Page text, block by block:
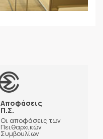
Αποφάσεις
Π.Σ.
Οι αποφάσεις των
Πειθαρχικών
Συμβουλίων